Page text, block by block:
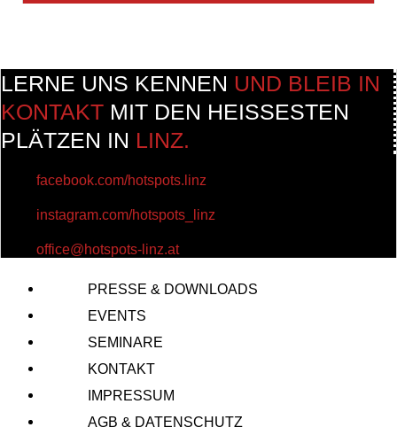
LERNE UNS KENNEN UND BLEIB IN
KONTAKT MIT DEN HEISSESTEN
PLÄTZEN IN LINZ.
facebook.com/hotspots.linz
instagram.com/hotspots_linz
office@hotspots-linz.at
PRESSE & DOWNLOADS
EVENTS
SEMINARE
KONTAKT
IMPRESSUM
AGB & DATENSCHUTZ